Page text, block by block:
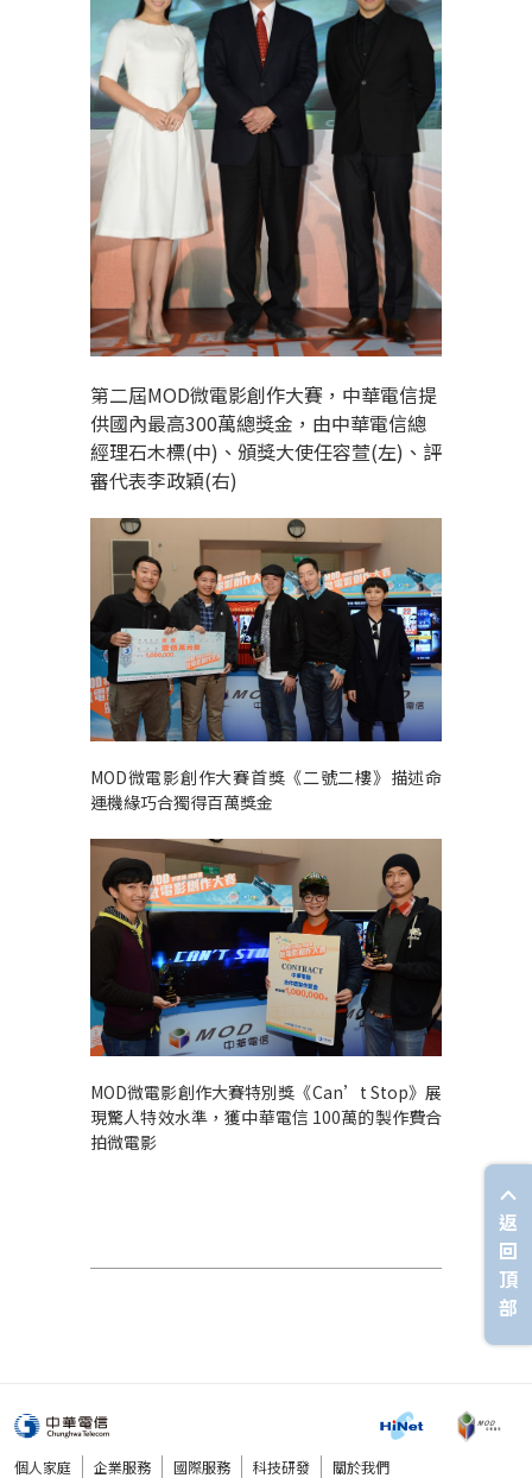
第二屆MOD微電影創作大賽，中華電信提
供國內最高300萬總獎金，由中華電信總
經理石木標(中)、頒獎大使任容萱(左)、評
審代表李政穎(右)
MOD微電影創作大賽首獎《二號二樓》描述命
運機緣巧合獨得百萬獎金
MOD微電影創作大賽特別獎《Can’t Stop》展
現驚人特效水準，獲中華電信 100萬的製作費合
拍微電影
個人家庭 企業服務 國際服務 科技研發 關於我們
返
回
頂
部